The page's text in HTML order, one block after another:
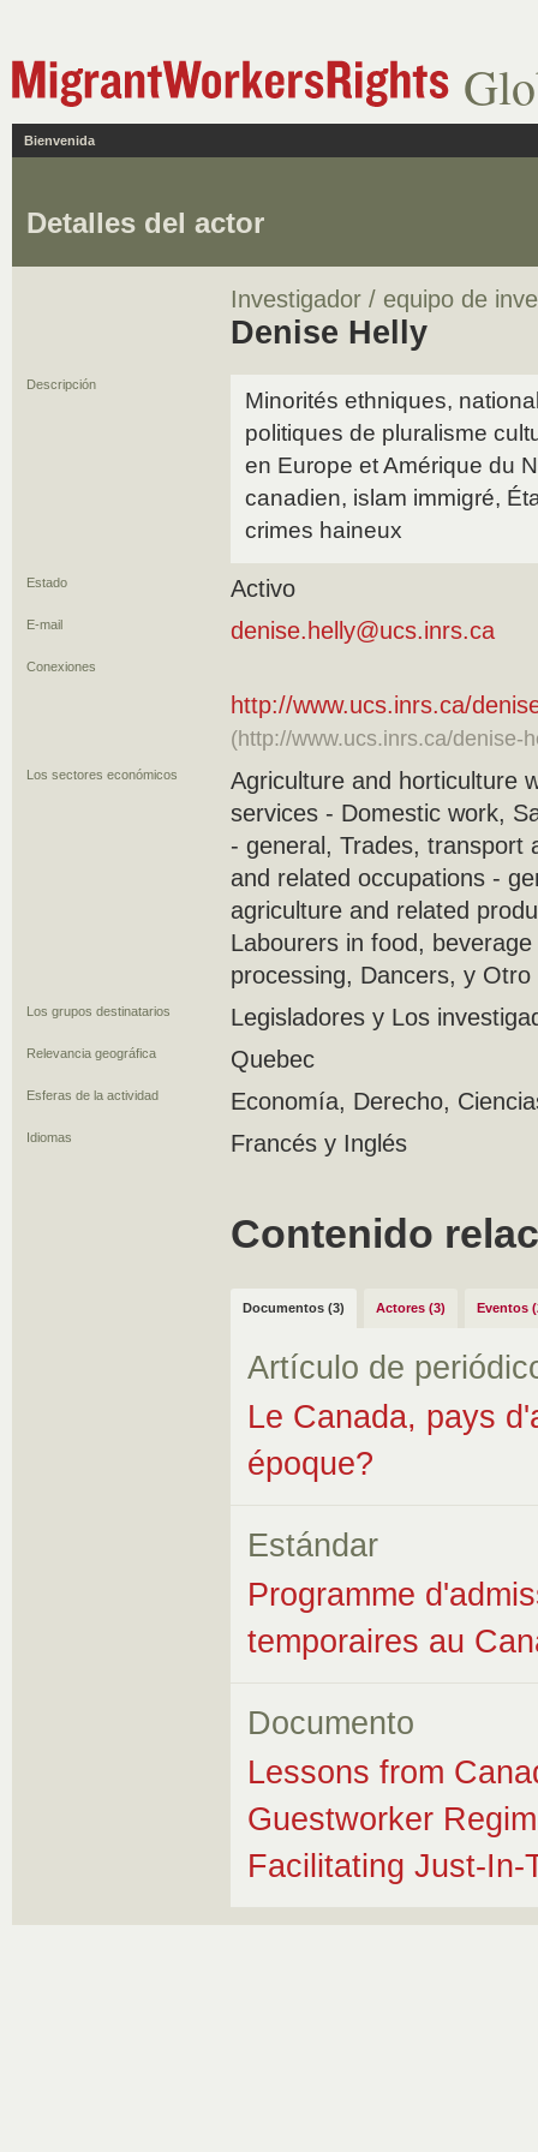
Bienvenida
Detalles del actor
Investigador / equipo de
Denise Helly
Descripción
Minorités ethniques,
politiques de pluralisme
en Europe et Amérique du
canadien, islam immigré,
crimes haineux
Estado Activo
E-mail denise.helly@ucs.inrs.ca
Conexiones
http://www.ucs.inrs.ca/
(http://www.ucs.inrs.ca/denise-
Los sectores económicos
Agriculture and horticulture
services - Domestic work,
- general, Trades, transport
and related occupations -
agriculture and related
Labourers in food,
processing, Dancers, y Otro
Los grupos destinatarios Legisladores y Los
Relevancia geográfica Quebec
Esferas de la actividad Economía, Derecho,
Idiomas Francés y Inglés
Contenido
Documentos (3) Actores (3) Eventos
Artículo de
Le Canada, pays
époque?
Estándar
Programme
temporaires au
Documento
Lessons from
Guestworker
Facilitating Just-In-